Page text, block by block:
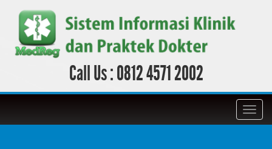
Call Us :0812 4571 2002